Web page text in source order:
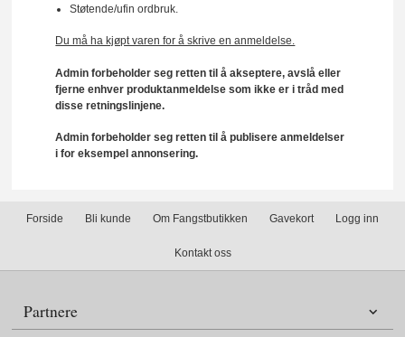
Støtende/ufin ordbruk.
Du må ha kjøpt varen for å skrive en anmeldelse.
Admin forbeholder seg retten til å akseptere, avslå eller
fjerne enhver produktanmeldelse som ikke er i tråd med
disse retningslinjene.
Admin forbeholder seg retten til å publisere anmeldelser
i for eksempel annonsering.
Forside Bli kunde Om Fangstbutikken Gavekort Logg inn
Kontakt oss
Partnere